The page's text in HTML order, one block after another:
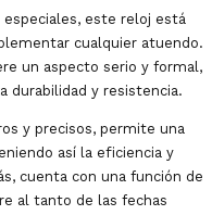
especiales, este reloj está
cualquier atuendo.
un aspecto serio y formal,
durabilidad y resistencia.
y precisos, permite una
así la eficiencia y
cuenta con una función de
al tanto de las fechas